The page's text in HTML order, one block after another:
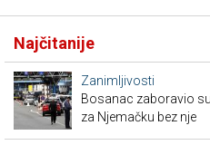
Najčitanije
Zanimljivosti
Bosanac zaboravio
za Njemačku bez nje